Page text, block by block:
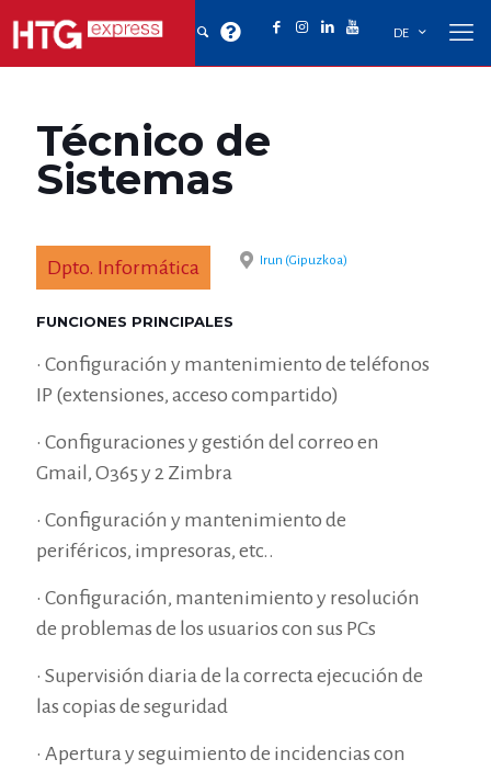
DE
Técnico de
Sistemas
Dpto. Informática Irun (Gipuzkoa)
FUNCIONES PRINCIPALES
• Configuración y mantenimiento de teléfonos
IP (extensiones, acceso compartido)
• Configuraciones y gestión del correo en
Gmail, O365 y 2 Zimbra
• Configuración y mantenimiento de
periféricos, impresoras, etc..
• Configuración, mantenimiento y resolución
de problemas de los usuarios con sus PCs
• Supervisión diaria de la correcta ejecución de
las copias de seguridad
• Apertura y seguimiento de incidencias con